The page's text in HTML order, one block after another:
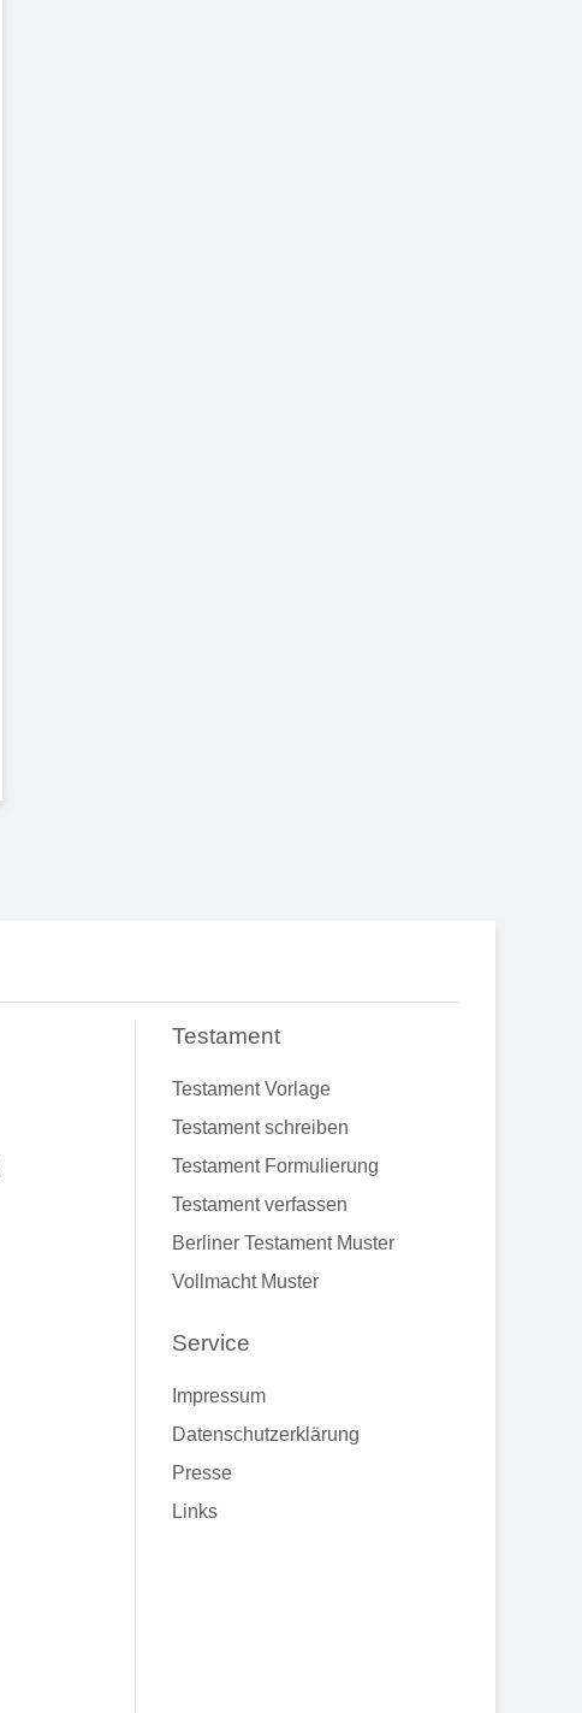
Testament
Testament Vorlage
Testament schreiben
Testament Formulierung
Testament verfassen
Berliner Testament Muster
Vollmacht Muster
Service
Impressum
Datenschutzerklärung
Presse
Links